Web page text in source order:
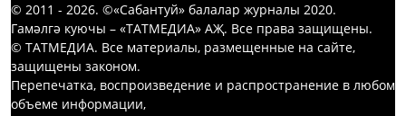
© 2011 - 2026. ©«Сабантуй» балалар журналы 2020.
Гамәлгә куючы – «ТАТМЕДИА» АҖ. Все права защищены.
© ТАТМЕДИА. Все материалы, размещенные на сайте,
защищены законом.
Перепечатка, воспроизведение и распространение в любом
объеме информации,